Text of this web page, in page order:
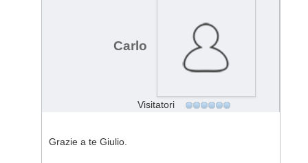
Carlo
Visitatori
Grazie a te Giulio.